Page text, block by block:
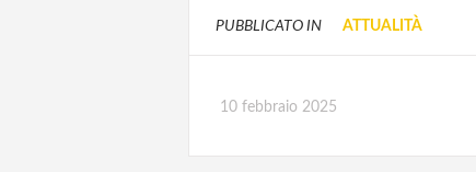
PUBBLICATO IN ATTUALITÀ
10 febbraio 2025